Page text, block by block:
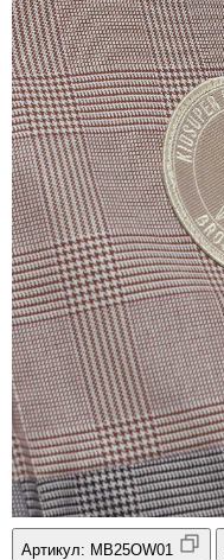
Артикул: MB25OW01